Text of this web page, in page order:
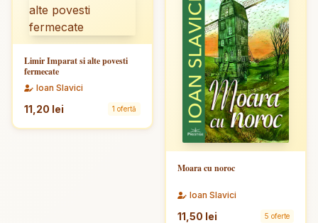
Limir Imparat si alte povesti
fermecate
Ioan Slavici
11,20 lei 1 ofertă
Moara cu noroc
Ioan Slavici
11,50 lei 5 oferte